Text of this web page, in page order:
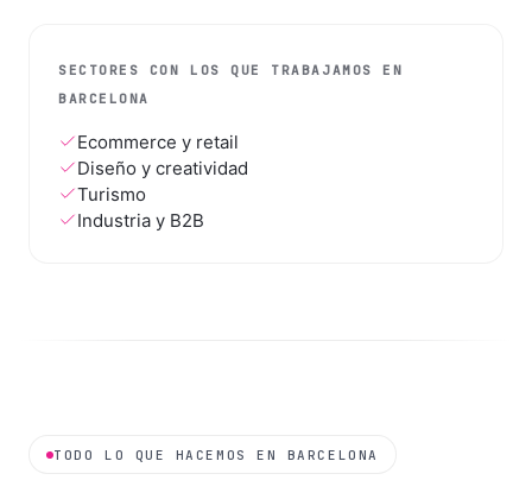
SECTORES CON LOS QUE TRABAJAMOS EN
BARCELONA
Ecommerce y retail
Diseño y creatividad
Turismo
Industria y B2B
TODO LO QUE HACEMOS EN BARCELONA